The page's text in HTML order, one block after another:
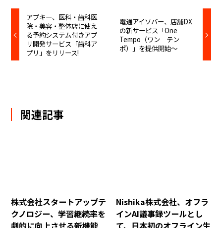
アプキー、医科・歯科医
院・美容・整体店に使え
る予約システム付きアプ
リ開発サービス「歯科ア
プリ」をリリース!
電通アイソバー、店舗DX
の新サービス「One
Tempo（ワン テン
ポ）」を提供開始〜
関連記事
株式会社スタートアップテ
クノロジー、学習継続率を
劇的に向上させる新機能
Nishika株式会社、オフラ
インAI議事録ツールとし
て、日本初のオフライン生